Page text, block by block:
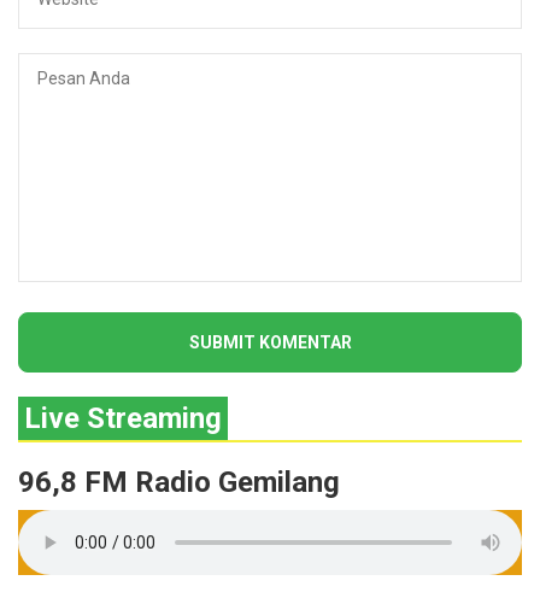
Live Streaming
96,8 FM Radio Gemilang